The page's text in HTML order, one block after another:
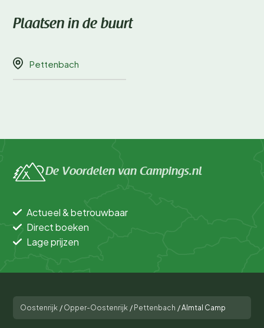
Plaatsen in de buurt
Pettenbach
De Voordelen van Campings.nl
Actueel & betrouwbaar
Direct boeken
Lage prijzen
Oostenrijk / Opper-Oostenrijk / Pettenbach /Almtal Camp